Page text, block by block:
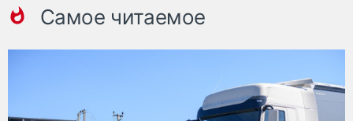
Самое читаемое